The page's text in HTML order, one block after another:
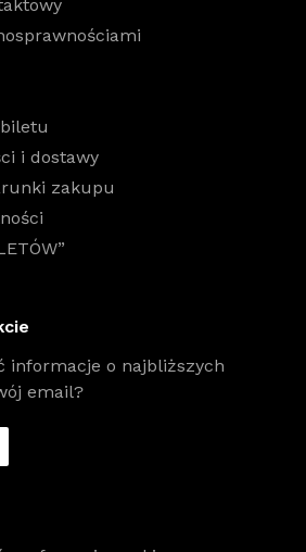
i dostawy
zakupu
informacje o najbliższych
email?